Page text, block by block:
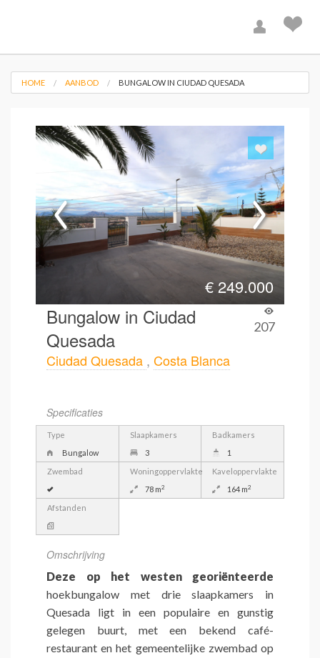
HOME AANBOD BUNGALOW IN CIUDAD QUESADA
€ 249.000
Bungalow in Ciudad
Quesada
207
Ciudad Quesada , Costa Blanca
Specificaties
Type
Bungalow
Slaapkamers
3
Badkamers
1
Zwembad
Woningoppervlakte
78 m2
Kaveloppervlakte
164 m2
Afstanden
Omschrijving
Deze op het westen georiënteerde
hoekbungalow met drie slaapkamers in
Quesada ligt in een populaire en gunstig
gelegen buurt, met een bekend café-
restaurant en het gemeentelijke zwembad op